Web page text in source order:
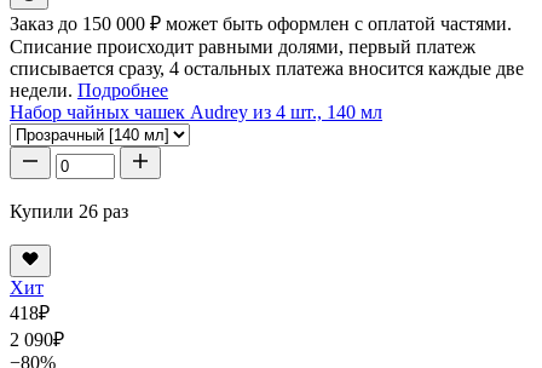
Заказ до 150 000 ₽ может быть оформлен с оплатой частями.
Списание происходит равными долями, первый платеж
списывается сразу, 4 остальных платежа вносится каждые две
недели. Подробнее
Набор чайных чашек Audrey из 4 шт., 140 мл
Купили 26 раз
Хит
418₽
2 090₽
−80%